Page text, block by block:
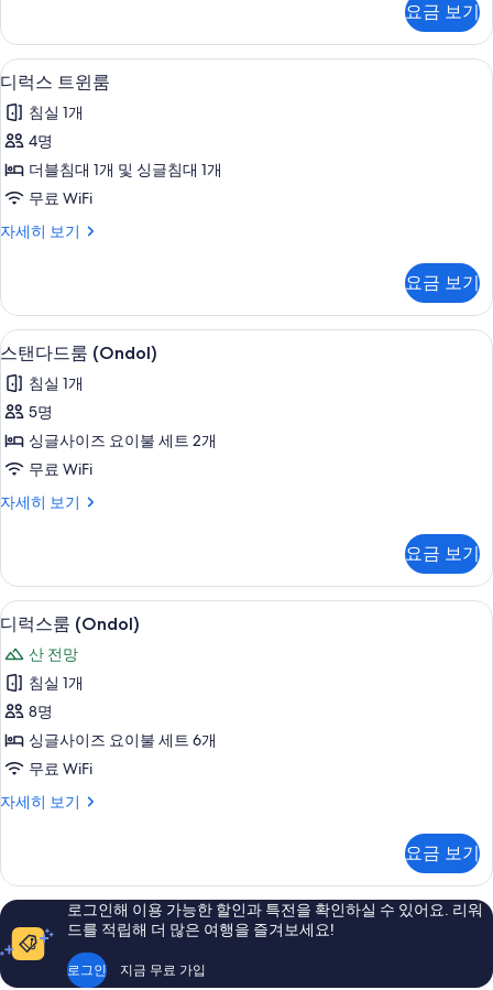
진
모
두
보
기
트
윈
룸
자
세
히
기
요금 보기
디
럭
스
트
윈
사
모
두
보
기
21
디럭스 트윈룸
침실 1개
4명
더블침대 1개 및 싱글침대 1개
무료 WiFi
자세히 보기
디
윈
룸
자
히
보
요금 보기
스
탠
다
드
룸
(Ondol)
사
모
두
보
기
스탠다드룸 (Ondol) | 암막 커튼, 무료
6
스탠다드룸 (Ondol)
침실 1개
5명
싱글사이즈 요이불 세트 2개
무료 WiFi
자세히 보기
스
룸
(Ondol)
자
세
히
보
기
요금 보기
디
럭
스
룸
(Ondol)
사
진
모
보
기
디럭스룸 (Ondol) | 암막 커튼, 무료 WiFi
12
디럭스룸 (Ondol)
산 전망
침실 1개
8명
싱글사이즈 요이불 세트 6개
무료 WiFi
자세히 보기
디
(Ondol)
자
세
히
보
기
요금 보기
로그인해 이용 가능한 할인과 특전을 확인하실 수 있어요. 리워
드를 적립해 더 많은 여행을 즐겨보세요!
로그인 지금 무료 가입